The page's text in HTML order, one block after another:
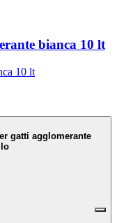
bianca 10 lt
10 lt
gatti agglomerante